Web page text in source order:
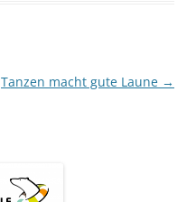
Tanzen macht gute Laune →